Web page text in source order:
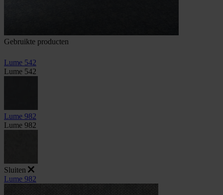
Gebruikte producten
Lume 542
Lume 542
Lume 982
Lume 982
Sluiten
Lume 982